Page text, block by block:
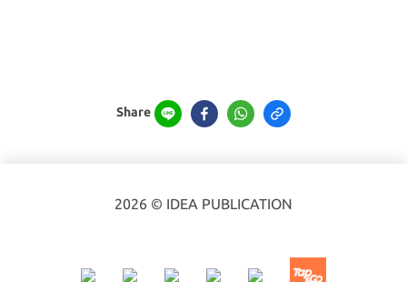
Share
2026 © IDEA PUBLICATION